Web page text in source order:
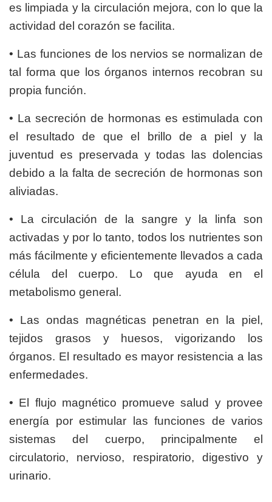
es limpiada y la circulación mejora, con lo que la
actividad del corazón se facilita.
• Las funciones de los nervios se normalizan de
tal forma que los órganos internos recobran su
propia función.
• La secreción de hormonas es estimulada con
el resultado de que el brillo de a piel y la
juventud es preservada y todas las dolencias
debido a la falta de secreción de hormonas son
aliviadas.
• La circulación de la sangre y la linfa son
activadas y por lo tanto, todos los nutrientes son
más fácilmente y eficientemente llevados a cada
célula del cuerpo. Lo que ayuda en el
metabolismo general.
• Las ondas magnéticas penetran en la piel,
tejidos grasos y huesos, vigorizando los
órganos. El resultado es mayor resistencia a las
enfermedades.
• El flujo magnético promueve salud y provee
energía por estimular las funciones de varios
sistemas del cuerpo, principalmente el
circulatorio, nervioso, respiratorio, digestivo y
urinario.